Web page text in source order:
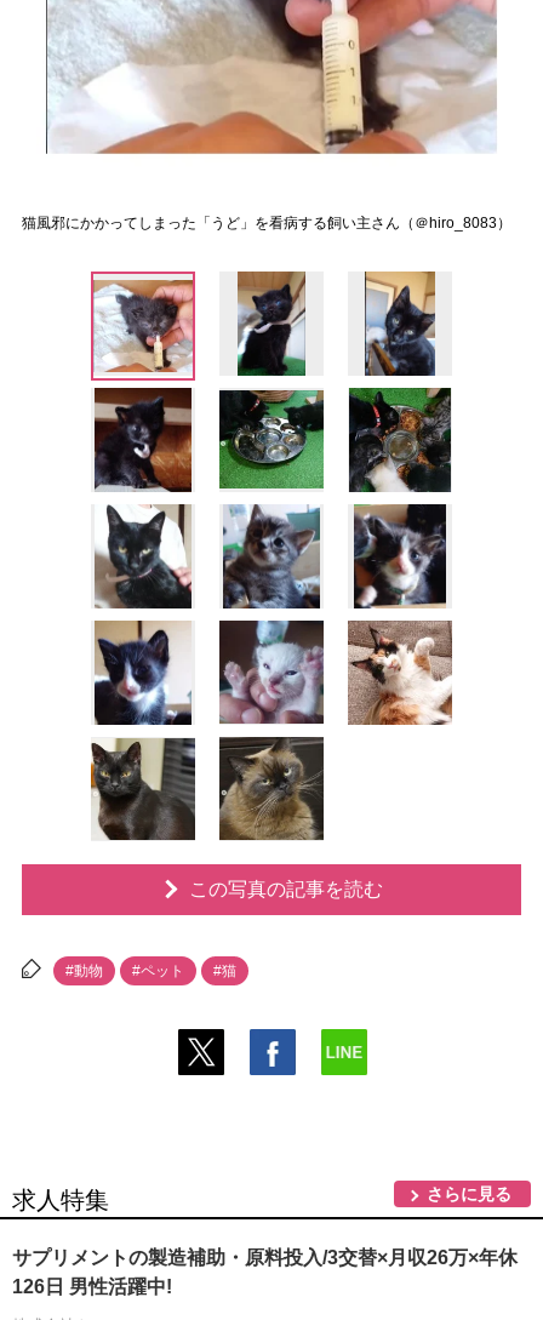
猫風邪にかかってしまった「うど」を看病する飼い主さん（＠hiro_8083）
この写真の記事を読む
#動物 #ペット #猫
求人特集 さらに見る
サプリメントの製造補助・原料投入/3交替×月収26万×年休
126日 男性活躍中!